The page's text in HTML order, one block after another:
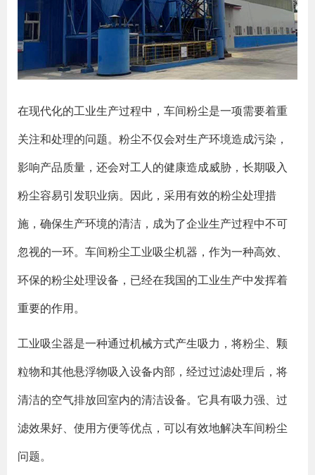
在现代化的工业生产过程中，车间粉尘是一项需要着重
关注和处理的问题。粉尘不仅会对生产环境造成污染，
影响产品质量，还会对工人的健康造成威胁，长期吸入
粉尘容易引发职业病。因此，采用有效的粉尘处理措
施，确保生产环境的清洁，成为了企业生产过程中不可
忽视的一环。车间粉尘工业吸尘机器，作为一种高效、
环保的粉尘处理设备，已经在我国的工业生产中发挥着
重要的作用。
工业吸尘器是一种通过机械方式产生吸力，将粉尘、颗
粒物和其他悬浮物吸入设备内部，经过过滤处理后，将
清洁的空气排放回室内的清洁设备。它具有吸力强、过
滤效果好、使用方便等优点，可以有效地解决车间粉尘
问题。